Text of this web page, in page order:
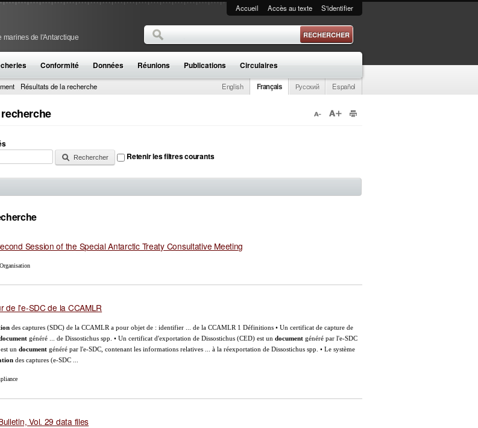
marines de l'Antarctique
Accueil Accès au texte S'identifier
Formulaire de recherche
Rechercher
Conformité Données Réunions Publications Circulaires
English Français Русский Español
Résultats de la recherche
Retenir les filtres courants
Session of the Special Antarctic Treaty Consultative Meeting
de l'e-SDC de la CCAMLR
des captures (SDC) de la CCAMLR a pour objet de : identifier ... de la CCAMLR 1 Définitions • Un certificat de capture de
généré ... de Dissostichus spp. • Un certificat d'exportation de Dissostichus (CED) est un document généré par l'e-SDC
un document généré par l'e-SDC, contenant les informations relatives ... à la réexportation de Dissostichus spp. • Le système
des captures (e-SDC ...
Vol. 29 data files